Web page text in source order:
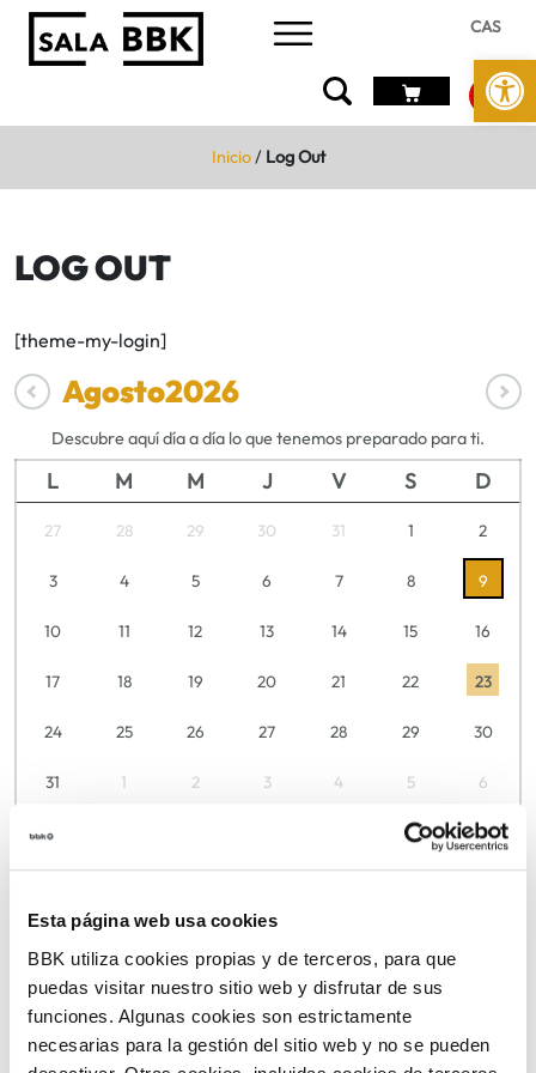
Esta página web usa cookies
BBK utiliza cookies propias y de terceros, para que
puedas visitar nuestro sitio web y disfrutar de sus
funciones. Algunas cookies son estrictamente
necesarias para la gestión del sitio web y no se pueden
Abrir
CAS
Inicio/ Log Out
LOG OUT
[theme-my-login]
Agosto2026
Descubre aquí día a día lo que tenemos preparado para ti.
L M M J V S D
27 28 29 30 31 1 2
3 4 5 6 7 8 9
10 11 12 13 14 15 16
17 18 19 20 21 22 23
24 25 26 27 28 29 30
31 1 2 3 4 5 6
TEMÁTICAS